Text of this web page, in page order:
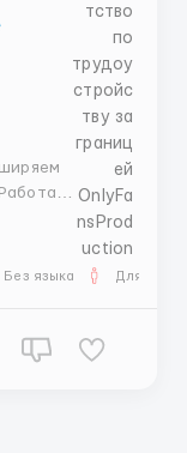
в digital —
Без языка Для